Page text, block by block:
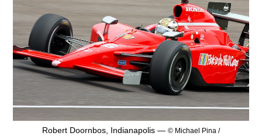
Robert Doornbos, Indianapolis — © Michael Pina /